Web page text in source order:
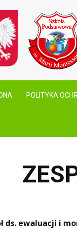
POLITYKA
ds. ewaluacji i